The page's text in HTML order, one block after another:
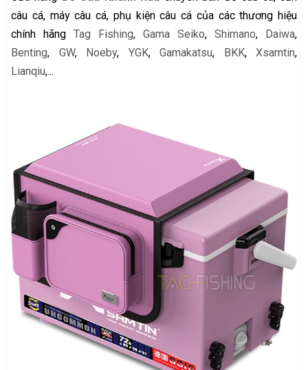
câu cá, máy câu cá, phụ kiện câu cá của các thương hiệu
chính hãng Tag Fishing, Gama Seiko, Shimano, Daiwa,
Benting, GW, Noeby, YGK, Gamakatsu, BKK, Xsamtin,
Lianqiu,...